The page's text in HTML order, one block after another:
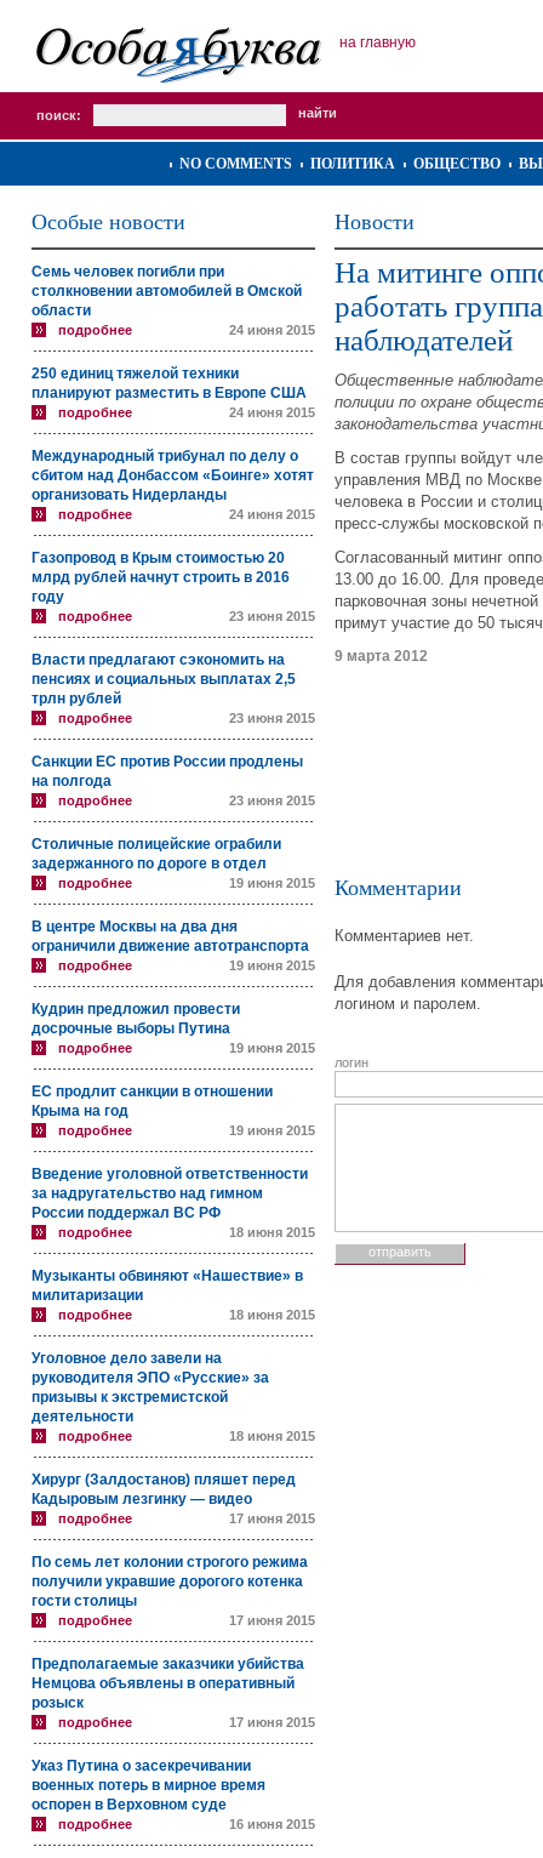
на главную
поиск:
NO COMMENTS ПОЛИТИКА ОБЩЕСТВО
Особые новости
Семь человек погибли при
столкновении автомобилей в Омской
области
подробнее 24 июня 2015
250 единиц тяжелой техники
планируют разместить в Европе США
подробнее 24 июня 2015
Международный трибунал по делу о
сбитом над Донбассом «Боинге» хотят
организовать Нидерланды
подробнее 24 июня 2015
Газопровод в Крым стоимостью 20
млрд рублей начнут строить в 2016
году
подробнее 23 июня 2015
Власти предлагают сэкономить на
пенсиях и социальных выплатах 2,5
трлн рублей
подробнее 23 июня 2015
Санкции ЕС против России продлены
на полгода
подробнее 23 июня 2015
Столичные полицейские ограбили
задержанного по дороге в отдел
подробнее 19 июня 2015
В центре Москвы на два дня
ограничили движение автотранспорта
подробнее 19 июня 2015
Кудрин предложил провести
досрочные выборы Путина
подробнее 19 июня 2015
ЕС продлит санкции в отношении
Крыма на год
подробнее 19 июня 2015
Введение уголовной ответственности
за надругательство над гимном
России поддержал ВС РФ
подробнее 18 июня 2015
Музыканты обвиняют «Нашествие» в
милитаризации
подробнее 18 июня 2015
Уголовное дело завели на
руководителя ЭПО «Русские» за
призывы к экстремистской
деятельности
подробнее 18 июня 2015
Хирург (Залдостанов) пляшет перед
Кадыровым лезгинку — видео
подробнее 17 июня 2015
По семь лет колонии строгого режима
получили укравшие дорогого котенка
гости столицы
подробнее 17 июня 2015
Предполагаемые заказчики убийства
Немцова объявлены в оперативный
розыск
подробнее 17 июня 2015
Указ Путина о засекречивании
военных потерь в мирное время
оспорен в Верховном суде
подробнее 16 июня 2015
Новости
На митинге
работать
наблюдателей
Общественные
полиции по охране
законодательства
В состав группы войдут
управления МВД по
человека в России и
пресс-службы московской
Согласованный митинг
13.00 до 16.00. Для
парковочная зоны
примут участие до 50
9 марта 2012
Комментарии
Комментариев нет.
Для добавления
логином и паролем.
логин